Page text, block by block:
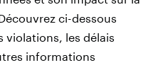
ci-dessous
violations, les délais
informations